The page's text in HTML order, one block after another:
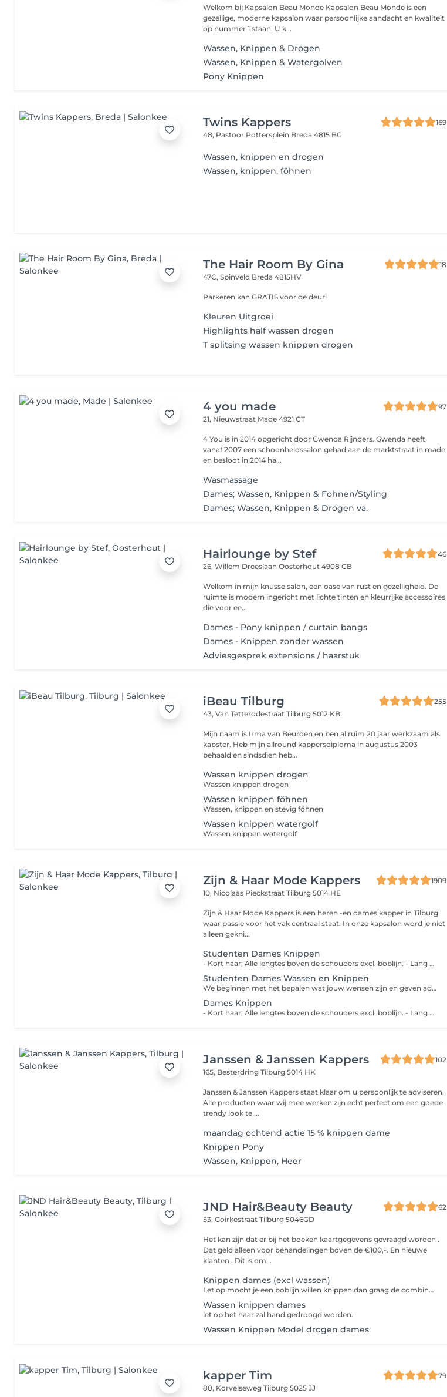
Welkom bij Kapsalon Beau Monde Kapsalon Beau Monde is een
gezellige, moderne kapsalon waar persoonlijke aandacht en kwaliteit
op nummer 1 staan. U k...
Wassen, Knippen & Drogen
Wassen, Knippen & Watergolven
Pony Knippen
Twins Kappers
169
48, Pastoor Pottersplein Breda 4815 BC
Wassen, knippen en drogen
Wassen, knippen, föhnen
The Hair Room By Gina
18
47C, Spinveld Breda 4815HV
Parkeren kan GRATIS voor de deur!
Kleuren Uitgroei
Highlights half wassen drogen
T splitsing wassen knippen drogen
4 you made
97
21, Nieuwstraat Made 4921 CT
4 You is in 2014 opgericht door Gwenda Rijnders. Gwenda heeft
vanaf 2007 een schoonheidssalon gehad aan de marktstraat in made
en besloot in 2014 ha...
Wasmassage
Dames; Wassen, Knippen & Fohnen/Styling
Dames; Wassen, Knippen & Drogen va.
Hairlounge by Stef
46
26, Willem DreeslaanOosterhout 4908 CB
Welkom in mijn knusse salon, een oase van rust en gezelligheid. De
ruimte is modern ingericht met lichte tinten en kleurrijke accessoires
die voor ee...
Dames - Pony knippen / curtain bangs
Dames - Knippen zonder wassen
Adviesgesprek extensions / haarstuk
iBeau Tilburg
255
43, Van TetterodestraatTilburg 5012 KB
Mijn naam is Irma van Beurden en ben al ruim 20 jaar werkzaam als
kapster. Heb mijn allround kappersdiploma in augustus 2003
behaald en sindsdien heb...
Wassen knippen drogen
Wassen knippen drogen
Wassen knippen föhnen
Wassen, knippen en stevig föhnen
Wassen knippen watergolf
Wassen knippen watergolf
Zijn & Haar Mode Kappers
1909
10, Nicolaas PieckstraatTilburg 5014 HE
Zijn & Haar Mode Kappers is een heren -en dames kapper in Tilburg
waar passie voor het vak centraal staat. In onze kapsalon word je niet
alleen gekni...
Studenten Dames Knippen
- Kort haar; Alle lengtes boven de schouders excl. boblijn. - Lang haar; Alle lengtes vanaf boblijn en langer.
Studenten Dames Wassen en Knippen
We beginnen met het bepalen wat jouw wensen zijn en geven advies. Daarna worden de haren gewassen met een shampoo voor jouw type haar. Je haren worden geknipt volgens het advies, daarna geblowd en afgewerkt met een finishing product. - Kort haar; Alle lengtes boven de schouders excl. boblijn. - Lang haar; Alle lengtes vanaf boblijn en langer.
Dames Knippen
- Kort haar; Alle lengtes boven de schouders excl. boblijn. - Lang haar; Alle lengtes vanaf boblijn en langer.
Janssen & Janssen Kappers
102
165, BesterdringTilburg 5014 HK
Janssen & Janssen Kappers staat klaar om u persoonlijk te adviseren.
Alle producten waar wij mee werken zijn echt perfect om een goede
trendy look te ...
maandag ochtend actie 15 % knippen dame
Knippen Pony
Wassen, Knippen, Heer
JND Hair&Beauty Beauty
62
53, GoirkestraatTilburg 5046GD
Het kan zijn dat er bij het boeken kaartgegevens gevraagd worden .
Dat geld alleen voor behandelingen boven de €100,-. En nieuwe
klanten . Dit is om...
Knippen dames (excl wassen)
Let op mocht je een boblijn willen knippen dan graag de combinatie behandeling: wassen/Knippen/Model drogen selecteren. Indien alleen een knipbeurt geselecteerd en bij aankomt bij de salon zit er product in het haar dan zal er een wasbeurt in rekening gebracht worden.
Wassen knippen dames
let op het haar zal hand gedroogd worden.
Wassen Knippen Model drogen dames
kapper Tim
79
80, KorvelsewegTilburg 5025 JJ